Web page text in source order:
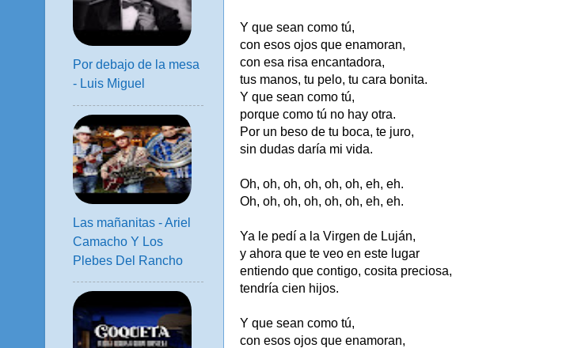
Y que sean como tú,
con esos ojos que enamoran,
con esa risa encantadora,
tus manos, tu pelo, tu cara bonita.
Y que sean como tú,
porque como tú no hay otra.
Por un beso de tu boca, te juro,
sin dudas daría mi vida.
Oh, oh, oh, oh, oh, oh, eh, eh.
Oh, oh, oh, oh, oh, oh, eh, eh.
Ya le pedí a la Virgen de Luján,
y ahora que te veo en este lugar
entiendo que contigo, cosita preciosa,
tendría cien hijos.
Y que sean como tú,
con esos ojos que enamoran,
Por debajo de la mesa
- Luis Miguel
Las mañanitas - Ariel
Camacho Y Los
Plebes Del Rancho